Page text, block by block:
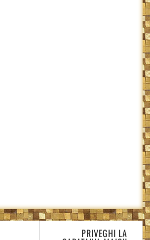
PRIVEGHI LA